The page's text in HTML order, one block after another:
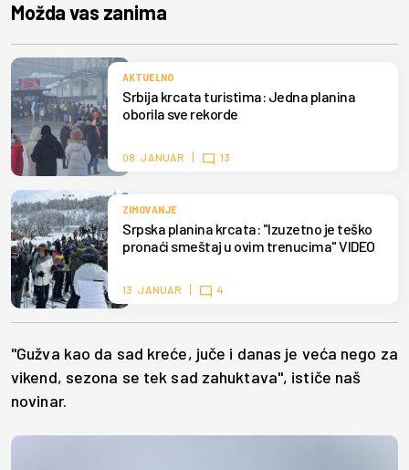
Možda vas zanima
AKTUELNO
Srbija krcata turistima: Jedna planina
oborila sve rekorde
08. JANUAR 13
ZIMOVANJE
Srpska planina krcata: "Izuzetno je teško
pronaći smeštaj u ovim trenucima" VIDEO
13. JANUAR 4
"Gužva kao da sad kreće, juče i danas je veća nego za
vikend, sezona se tek sad zahuktava", ističe naš
novinar.